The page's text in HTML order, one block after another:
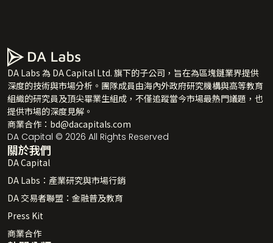
DA Labs 為 DA Capital Ltd. 旗下的子公司，旨在為區塊鏈業界提供
深度的技術與市場分析。團隊成員由海內外政府研究機構與高等教育
組織的研究員及頂尖畢業生組成，不僅追蹤當今市場最熱門議題，也
提供市場的深度見解。
商業合作： bd@dacapitals.com
DA Capital © 2026 All Rights Reserved
關於我們
DA Capital
DA Labs：產業研究與市場行銷
DA 交易者聯盟：金融普及教育
Press Kit
商業合作